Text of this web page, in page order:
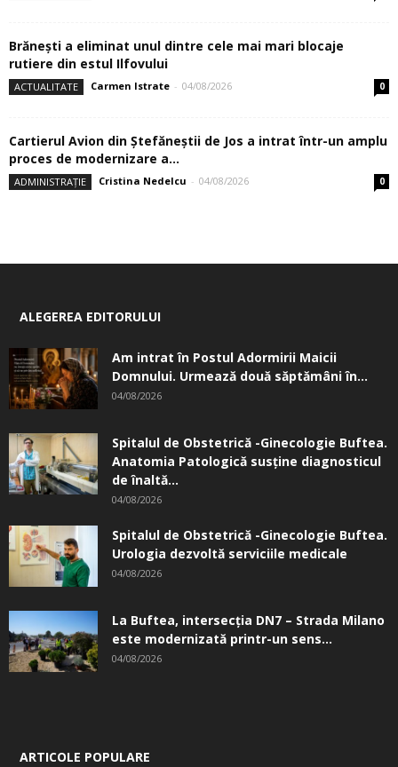
Brănești a eliminat unul dintre cele mai mari blocaje
rutiere din estul Ilfovului
ACTUALITATE Carmen Istrate - 04/08/2026 0
Cartierul Avion din Ştefăneştii de Jos a intrat într-un amplu
proces de modernizare a...
ADMINISTRAȚIE Cristina Nedelcu - 04/08/2026 0
ALEGEREA EDITORULUI
Am intrat în Postul Adormirii Maicii
Domnului. Urmează două săptămâni în...
04/08/2026
Spitalul de Obstetrică -Ginecologie Buftea.
Anatomia Patologică susţine diagnosticul
de înaltă...
04/08/2026
Spitalul de Obstetrică -Ginecologie Buftea.
Urologia dezvoltă serviciile medicale
04/08/2026
La Buftea, intersecţia DN7 – Strada Milano
este modernizată printr-un sens...
04/08/2026
ARTICOLE POPULARE